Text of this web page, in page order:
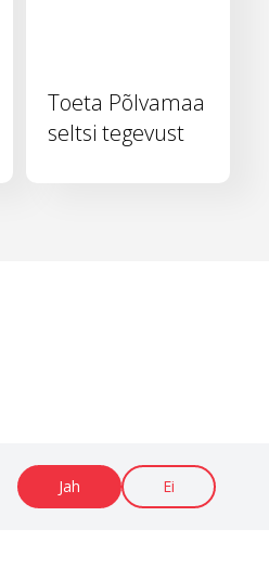
Jah Ei
Toeta Põlvamaa
seltsi tegevust